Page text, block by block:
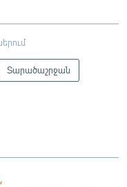
Տարածաշրջան